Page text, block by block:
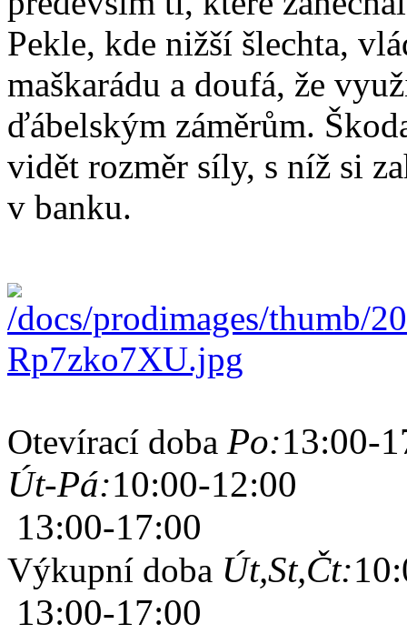
Pekle, kde nižší šlechta,
maškarádu a doufá, že
ďábelským záměrům.
vidět rozměr síly, s níž si
v banku.
Otevírací doba Po:13:00-
Út-Pá:10:00-12:00
13:00-17:00
Výkupní doba Út,St,Čt:
13:00-17:00